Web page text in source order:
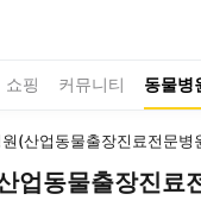
쇼핑 커뮤니티 동물병
(산업동물출장진료전문병
업동물출장진료